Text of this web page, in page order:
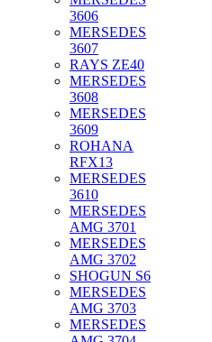
3606
MERSEDES
3607
RAYS ZE40
MERSEDES
3608
MERSEDES
3609
ROHANA
RFX13
MERSEDES
3610
MERSEDES
AMG 3701
MERSEDES
AMG 3702
SHOGUN S6
MERSEDES
AMG 3703
MERSEDES